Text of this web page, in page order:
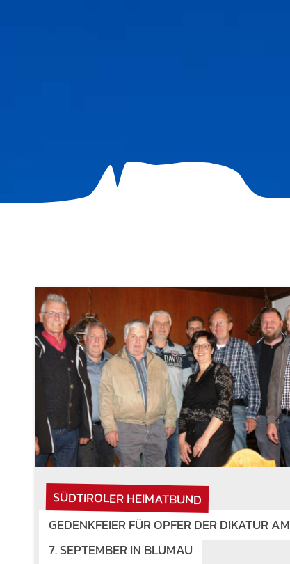
SÜDTIROLER HEIMATBUND
GEDENKFEIER FÜR OPFER DER DIKATUR AM
7. SEPTEMBER IN BLUMAU